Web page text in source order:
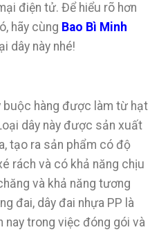
điện tử. Để hiểu rõ hơn
hãy cùng Bao Bì Minh
dây này nhé!
buộc hàng được làm từ hạt
dây này được sản xuất
tạo ra sản phẩm có độ
rách và có khả năng chịu
và khả năng tương
đai, dây đai nhựa PP là
nay trong việc đóng gói và